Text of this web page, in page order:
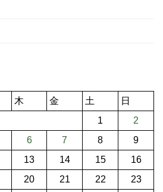
木 金 土
日
1
2
6 7 8
9
13 14 15
16
20 21 22
23